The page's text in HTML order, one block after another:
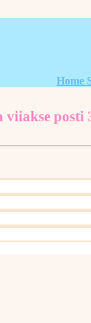
Home
posti